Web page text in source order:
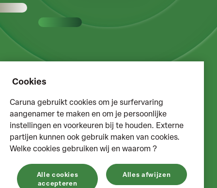
Cookies
Caruna gebruikt cookies om je surfervaring
aangenamer te maken en om je persoonlijke
instellingen en voorkeuren bij te houden. Externe
partijen kunnen ook gebruik maken van cookies.
Welke cookies gebruiken wij en waarom ?
Alle cookies
accepteren
Alles afwijzen